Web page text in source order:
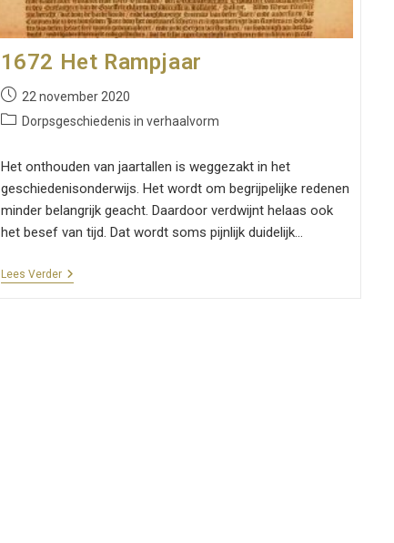
1672 Het Rampjaar
Bericht
gepubliceerd
22 november 2020
Berichtcategorie:
Dorpsgeschiedenis in verhaalvorm
Het onthouden van jaartallen is weggezakt in het
geschiedenisonderwijs. Het wordt om begrijpelijke redenen
minder belangrijk geacht. Daardoor verdwijnt helaas ook
het besef van tijd. Dat wordt soms pijnlijk duidelijk…
Lees Verder1672